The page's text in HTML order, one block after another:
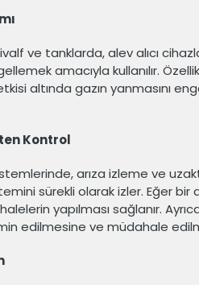
ve tanklarda, alev alıcı
amacıyla kullanılır.
altında gazın yanmasını
Kontrol
arıza izleme ve
sürekli olarak izler. Eğer bir
yapılması sağlanır.
edilmesine ve müdahale